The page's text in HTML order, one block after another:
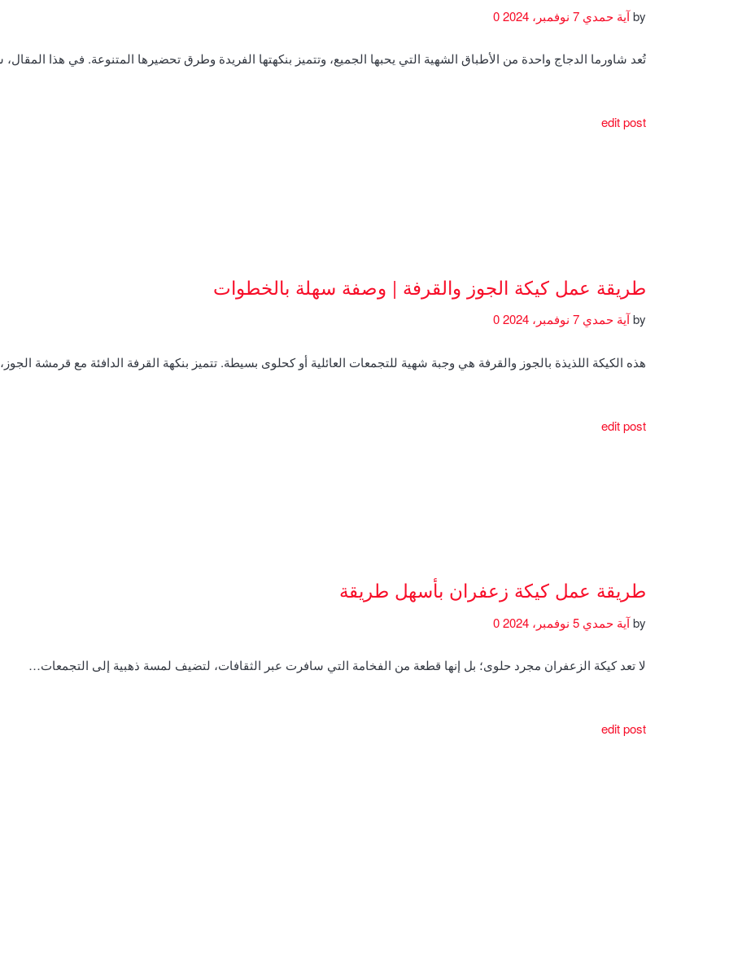
byآية حمدي
تُعد شاورما الدجاج واحدة من الأطباق الشهية التي يحبها الجميع، وتتميز بنكهتها الفريدة وطرق تحضيرها المتنوعة. في هذا
edit post
طريقة عمل كيكة الجوز والقرفة | وصفة سهلة بالخطوات
byآية حمدي
هذه الكيكة اللذيذة بالجوز والقرفة هي وجبة شهية للتجمعات العائلية أو كحلوى بسيطة. تتميز بنكهة القرفة الدافئة مع قرمشة
edit post
طريقة عمل كيكة زعفران بأسهل طريقة
byآية حمدي
لا تعد كيكة الزعفران مجرد حلوى؛ بل إنها قطعة من الفخامة التي سافرت عبر الثقافات، لتضيف لمسة ذهبية إلى التجمعات…
edit post